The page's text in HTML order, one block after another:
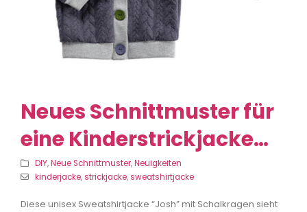
Neues Schnittmuster für
eine Kinderstrickjacke…
DIY,Neue Schnittmuster,Neuigkeiten
kinderjacke,strickjacke,sweatshirtjacke
Diese unisex Sweatshirtjacke “Josh” mit Schalkragen sieht